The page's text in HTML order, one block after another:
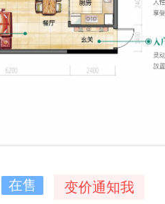
在售 变价通知我